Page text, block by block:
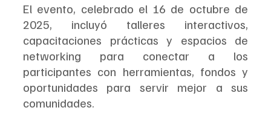
El evento, celebrado el 16 de octubre de
2025, incluyó talleres interactivos,
capacitaciones prácticas y espacios de
networking para conectar a los
participantes con herramientas, fondos y
oportunidades para servir mejor a sus
comunidades.